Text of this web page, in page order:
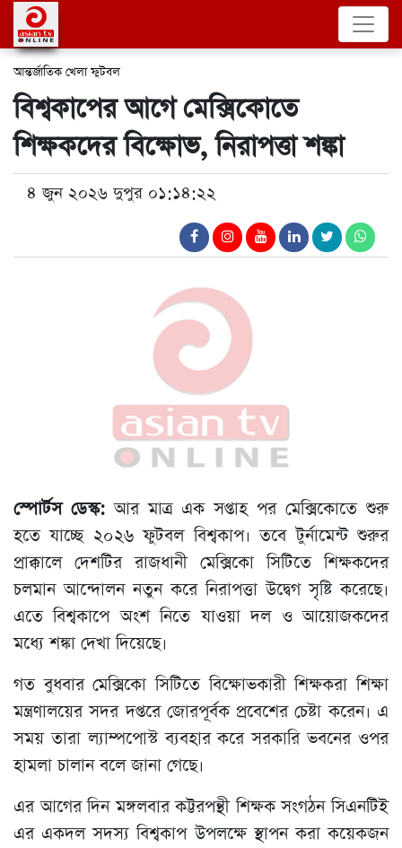
আন্তর্জাতিক খেলা ফুটবল
বিশ্বকাপের আগে মেক্সিকোতে
শিক্ষকদের বিক্ষোভ, নিরাপত্তা শঙ্কা
৪ জুন ২০২৬ দুপুর ০১:১৪:২২
স্পোর্টস ডেস্ক: আর মাত্র এক সপ্তাহ পর মেক্সিকোতে শুরু
হতে যাচ্ছে ২০২৬ ফুটবল বিশ্বকাপ। তবে টুর্নামেন্ট শুরুর
প্রাক্কালে দেশটির রাজধানী মেক্সিকো সিটিতে শিক্ষকদের
চলমান আন্দোলন নতুন করে নিরাপত্তা উদ্বেগ সৃষ্টি করেছে।
এতে বিশ্বকাপে অংশ নিতে যাওয়া দল ও আয়োজকদের
মধ্যে শঙ্কা দেখা দিয়েছে।
গত বুধবার মেক্সিকো সিটিতে বিক্ষোভকারী শিক্ষকরা শিক্ষা
মন্ত্রণালয়ের সদর দপ্তরে জোরপূর্বক প্রবেশের চেষ্টা করেন। এ
সময় তারা ল্যাম্পপোস্ট ব্যবহার করে সরকারি ভবনের ওপর
হামলা চালান বলে জানা গেছে।
এর আগের দিন মঙ্গলবার কট্টরপন্থী শিক্ষক সংগঠন সিএনটিই
এর একদল সদস্য বিশ্বকাপ উপলক্ষে স্থাপন করা কয়েকজন